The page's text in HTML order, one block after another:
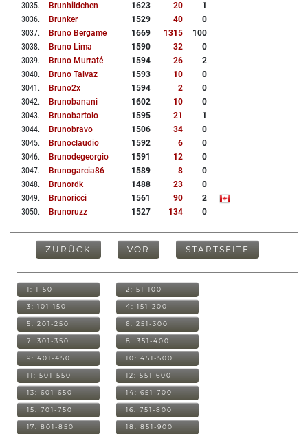
3035. Brunhildchen 1623 20
1
3036. Brunker 1529 40
0
3037. Bruno Bergame 1669 1315
100
3038. Bruno Lima 1590 32
0
3039. Bruno Murraté 1594 26
2
3040. Bruno Talvaz 1593 10
0
3041 . Bruno2x 1594 2
0
3042. Brunobanani 1602 10
0
3043. Brunobartolo 1595 21
1
3044. Brunobravo 1506 34
0
3045. Brunoclaudio 1592 6
0
3046. Brunodegeorgio 1591 12
0
3047. Brunogarcia86 1589 8
0
3048. Brunordk 1488 23
0
3049. Brunoricci 1561 90
2
3050. Brunoruzz 1527 134 0
ZURÜCK VOR STARTSEITE
1: 1-50 2: 51-100
3: 101-150 4: 151-200
5: 201-250 6: 251-300
7: 301-350 8: 351-400
9: 401-450 10: 451-500
11: 501-550 12: 551-600
13: 601-650 14: 651-700
15: 701-750 16: 751-800
17: 801-850 18: 851-900